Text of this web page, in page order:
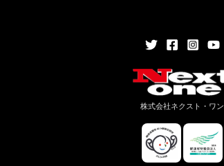
株式会社ネクスト・ワン